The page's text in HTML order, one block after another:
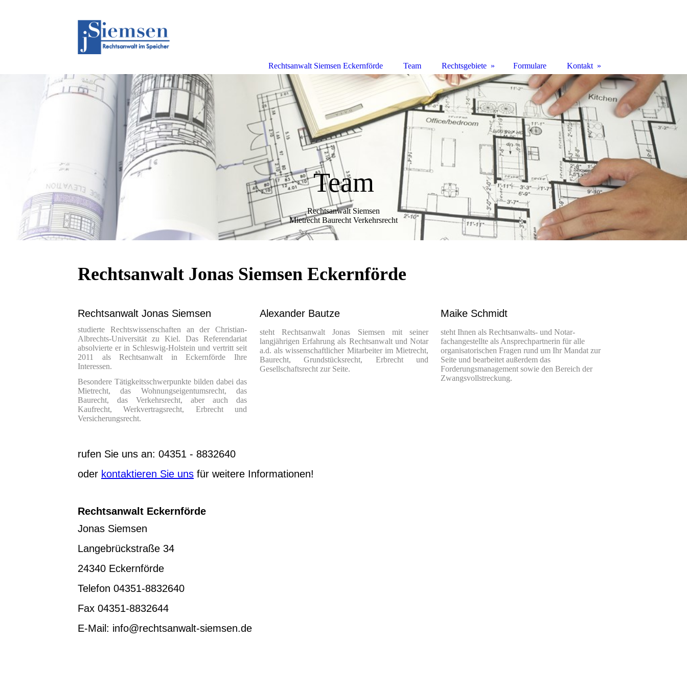
Team
Rechtsanwalt Siemsen
Mietrecht Baurecht Verkehrsrecht
Rechtsanwalt Jonas Siemsen Eckernförde
Rechtsanwalt Jonas Siemsen
studierte Rechtswissenschaften an der Christian-
Albrechts-Universität zu Kiel. Das Referendariat
absolvierte er in Schleswig-Holstein und vertritt seit
2011 als Rechtsanwalt in Eckernförde Ihre
Interessen.
Besondere Tätigkeitsschwerpunkte bilden dabei das
Mietrecht, das Wohnungseigentumsrecht, das
Baurecht, das Verkehrsrecht, aber auch das
Kaufrecht, Werkvertragsrecht, Erbrecht und
Versicherungsrecht.
Alexander Bautze
steht Rechtsanwalt Jonas Siemsen mit seiner
langjährigen Erfahrung als Rechtsanwalt und Notar
a.d. als wissenschaftlicher Mitarbeiter im Mietrecht,
Baurecht, Grundstücksrecht, Erbrecht und
Gesellschaftsrecht zur Seite.
Maike Schmidt
steht Ihnen als Rechtsanwalts- und Notar-
fachangestellte als Ansprechpartnerin für alle
organisatorischen Fragen rund um Ihr Mandat zur
Seite und bearbeitet außerdem das
Forderungsmanagement sowie den Bereich der
Zwangsvollstreckung.
rufen Sie uns an: 04351 - 8832640
oder kontaktieren Sie uns für weitere Informationen!
Rechtsanwalt Eckernförde
Jonas Siemsen
Langebrückstraße 34
24340 Eckernförde
Telefon 04351-8832640
Fax 04351-8832644
E-Mail: info@rechtsanwalt-siemsen.de
Rechtsanwalt Siemsen Eckernförde Team Rechtsgebiete Formulare Kontakt